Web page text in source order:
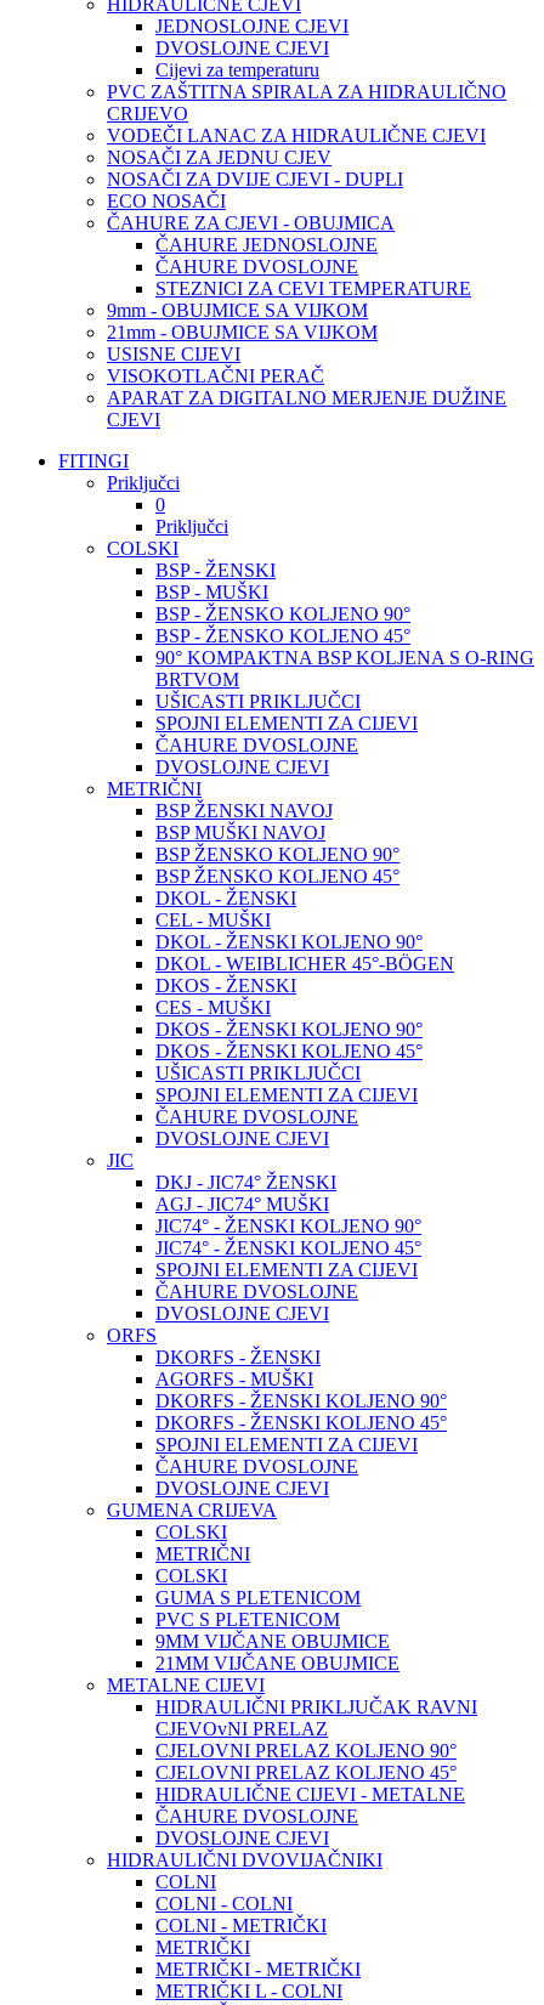
HIDRAULIČNE CJEVI
JEDNOSLOJNE CJEVI
DVOSLOJNE CJEVI
Cijevi za temperaturu
PVC ZAŠTITNA SPIRALA ZA HIDRAULIČNO
CRIJEVO
VODEČI LANAC ZA HIDRAULIČNE CJEVI
NOSAČI ZA JEDNU CJEV
NOSAČI ZA DVIJE CJEVI - DUPLI
ECO NOSAČI
ČAHURE ZA CJEVI - OBUJMICA
ČAHURE JEDNOSLOJNE
ČAHURE DVOSLOJNE
STEZNICI ZA CEVI TEMPERATURE
9mm - OBUJMICE SA VIJKOM
21mm - OBUJMICE SA VIJKOM
USISNE CIJEVI
VISOKOTLAČNI PERAČ
APARAT ZA DIGITALNO MERJENJE DUŽINE
CJEVI
FITINGI
Priključci
0
Priključci
COLSKI
BSP - ŽENSKI
BSP - MUŠKI
BSP - ŽENSKO KOLJENO 90°
BSP - ŽENSKO KOLJENO 45°
90° KOMPAKTNA BSP KOLJENA S O-RING
BRTVOM
UŠICASTI PRIKLJUČCI
SPOJNI ELEMENTI ZA CIJEVI
ČAHURE DVOSLOJNE
DVOSLOJNE CJEVI
METRIČNI
BSP ŽENSKI NAVOJ
BSP MUŠKI NAVOJ
BSP ŽENSKO KOLJENO 90°
BSP ŽENSKO KOLJENO 45°
DKOL - ŽENSKI
CEL - MUŠKI
DKOL - ŽENSKI KOLJENO 90°
DKOL - WEIBLICHER 45°-BÖGEN
DKOS - ŽENSKI
CES - MUŠKI
DKOS - ŽENSKI KOLJENO 90°
DKOS - ŽENSKI KOLJENO 45°
UŠICASTI PRIKLJUČCI
SPOJNI ELEMENTI ZA CIJEVI
ČAHURE DVOSLOJNE
DVOSLOJNE CJEVI
JIC
DKJ - JIC74° ŽENSKI
AGJ - JIC74° MUŠKI
JIC74° - ŽENSKI KOLJENO 90°
JIC74° - ŽENSKI KOLJENO 45°
SPOJNI ELEMENTI ZA CIJEVI
ČAHURE DVOSLOJNE
DVOSLOJNE CJEVI
ORFS
DKORFS - ŽENSKI
AGORFS - MUŠKI
DKORFS - ŽENSKI KOLJENO 90°
DKORFS - ŽENSKI KOLJENO 45°
SPOJNI ELEMENTI ZA CIJEVI
ČAHURE DVOSLOJNE
DVOSLOJNE CJEVI
GUMENA CRIJEVA
COLSKI
METRIČNI
COLSKI
GUMA S PLETENICOM
PVC S PLETENICOM
9MM VIJČANE OBUJMICE
21MM VIJČANE OBUJMICE
METALNE CIJEVI
HIDRAULIČNI PRIKLJUČAK RAVNI
CJEVOvNI PRELAZ
CJELOVNI PRELAZ KOLJENO 90°
CJELOVNI PRELAZ KOLJENO 45°
HIDRAULIČNE CIJEVI - METALNE
ČAHURE DVOSLOJNE
DVOSLOJNE CJEVI
HIDRAULIČNI DVOVIJAČNIKI
COLNI
COLNI - COLNI
COLNI - METRIČKI
METRIČKI
METRIČKI - METRIČKI
METRIČKI L - COLNI